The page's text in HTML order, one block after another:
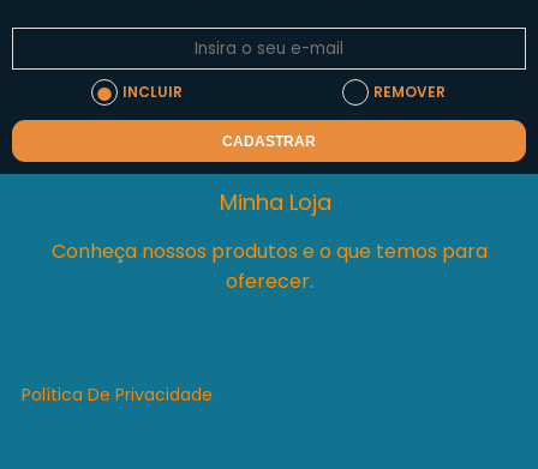
INCLUIR REMOVER
CADASTRAR
Minha Loja
Conheça nossos produtos e o que temos para
oferecer.
Política De Privacidade